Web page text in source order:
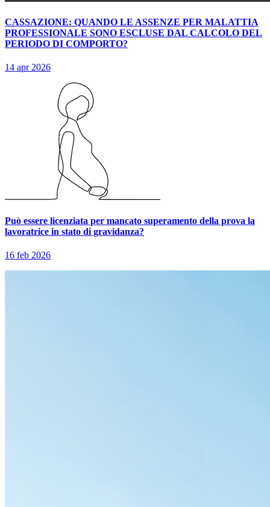
CASSAZIONE: QUANDO LE ASSENZE PER MALATTIA
PROFESSIONALE SONO ESCLUSE DAL CALCOLO DEL
PERIODO DI COMPORTO?
14 apr 2026
Può essere licenziata per mancato superamento della prova la
lavoratrice in stato di gravidanza?
16 feb 2026